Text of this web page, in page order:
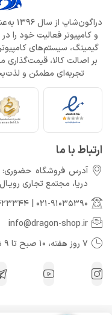
و کامپیوتر فعالیت خود را
گیمینگ، سیستم‌های
بر اصالت کالا، قیمت‌گذاری
تجربه‌ای مطمئن و
ارتباط با ما
آدرس فروشگاه حضوری:
دريا، مجتمع تجارى رويـال، طبقه اول،
021-91035390
|
info@dragon-shop.ir
7 روز هفته، 10 صبح تا 9 شب پاسخگوی شما عزیزان هستیم.